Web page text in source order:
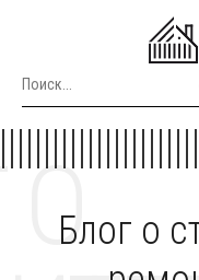
Блог о
О